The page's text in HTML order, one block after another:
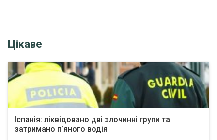
Цікаве
Іспанія: ліквідовано дві злочинні групи та
затримано п’яного водія